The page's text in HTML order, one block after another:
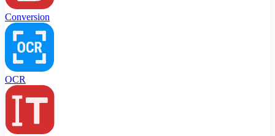
Conversion
OCR